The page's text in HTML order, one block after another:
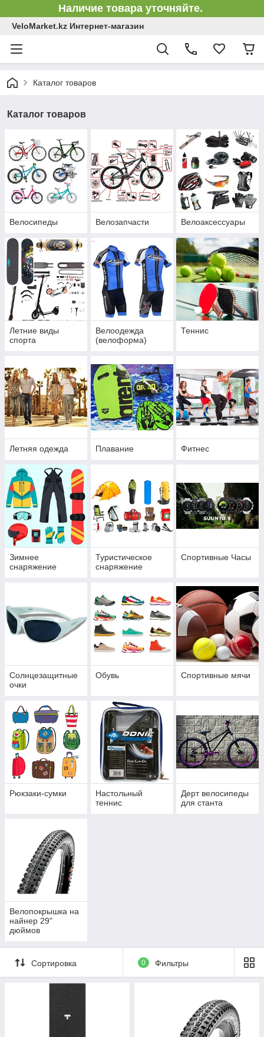
Наличие товара уточняйте.
VeloMarket.kz Интернет-магазин
Каталог товаров
Каталог товаров
Велосипеды Велозапчасти Велоаксессуары
Летние виды
спорта
Велоодежда
(велоформа)
Теннис
Летняя одежда Плавание Фитнес
Зимнее
снаряжение
Туристическое
снаряжение
Спортивные Часы
Солнцезащитные
очки
Обувь Спортивные мячи
Рюкзаки-сумки
Настольный
теннис
Дерт велосипеды
для станта
Велопокрышка на
найнер 29"
дюймов
Сортировка 0 Фильтры